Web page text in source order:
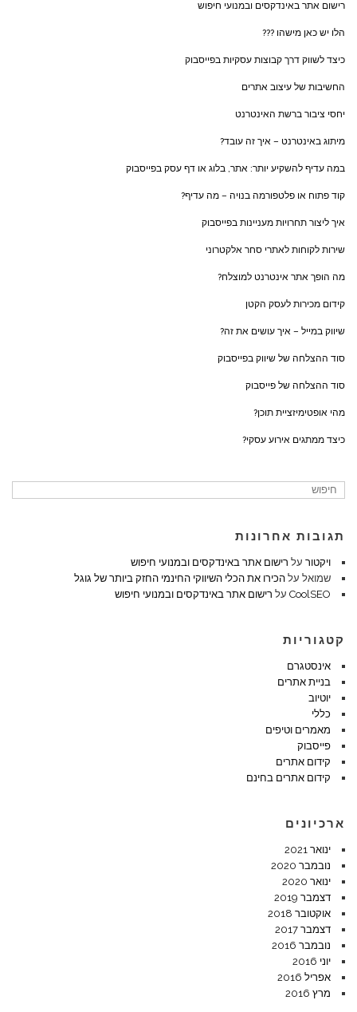
רישום אתר באינדקסים ובמנועי חיפוש
הלו יש כאן מישהו ???
כיצד לשווק דרך קבוצות עסקיות בפייסבוק
החשיבות של עיצוב אתרים
יחסי ציבור ברשת האינטרנט
מיתוג באינטרנט – איך זה עובד?
במה עדיף להשקיע יותר: אתר, בלוג או דף עסק בפייסבוק
קוד פתוח או פלטפורמה בנויה – מה עדיף?
איך ליצור תחרויות מעניינות בפייסבוק
שירות לקוחות לאתרי סחר אלקטרוני
מה הופך אתר אינטרנט למוצלח?
קידום מכירות לעסק הקטן
שיווק במייל – איך עושים את זה?
סוד ההצלחה של שיווק בפייסבוק
סוד ההצלחה של פייסבוק
מהי אופטימיזציית תוכן?
כיצד ממתגים אירוע עסקי?
תגובות אחרונות
ויקטור על רישום אתר באינדקסים ובמנועי חיפוש
שמואל על הכירו את הכלי השיווקי החינמי החזק ביותר של גוגל
CoolSEO על רישום אתר באינדקסים ובמנועי חיפוש
קטגוריות
אינסטגרם
בניית אתרים
יוטיוב
כללי
מאמרים וטיפים
פייסבוק
קידום אתרים
קידום אתרים בחינם
ארכיונים
ינואר 2021
נובמבר 2020
ינואר 2020
דצמבר 2019
אוקטובר 2018
דצמבר 2017
נובמבר 2016
יוני 2016
אפריל 2016
מרץ 2016